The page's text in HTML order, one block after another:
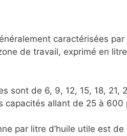
caractérisées
de travail, exprimé en
sont de 6, 9, 12, 15, 18,
capacités allant de 25 à 600
par litre d’huile utile est